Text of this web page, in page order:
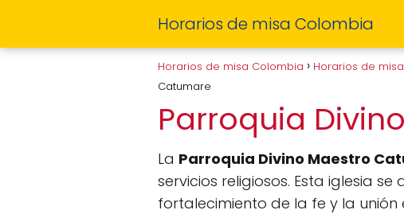
Horarios de misa Colombia
Horarios de misa Colombia Horarios de
Catumare
Parroquia
La Parroquia Divino Maestro
servicios religiosos. Esta iglesia
fortalecimiento de la fe y la